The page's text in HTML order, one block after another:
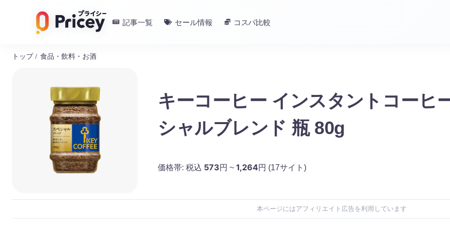
記事一覧 セール情報 コスパ比較
トップ / 食品・飲料・お酒
キーコーヒー インスタントコーヒ
シャルブレンド 瓶 80g
価格帯: 税込 573円 ~ 1,264円 (17サイト)
本ページにはアフィリエイト広告を利用しています